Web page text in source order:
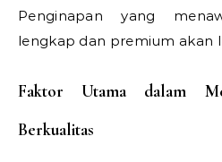
Penginapan yang
lengkap dan premium akan
Faktor Utama dalam
Berkualitas